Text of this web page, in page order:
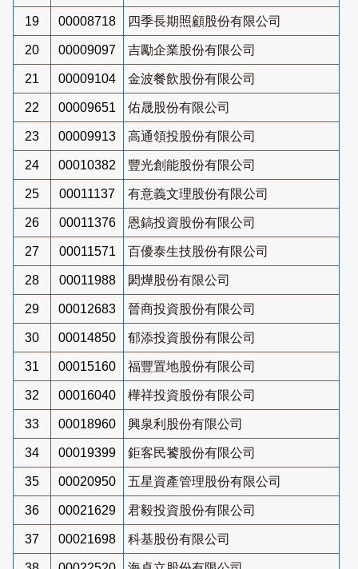
19 00008718 四季長期照顧股份有限公司
20 00009097 吉勵企業股份有限公司
21 00009104 金波餐飲股份有限公司
22 00009651 佑晟股份有限公司
23 00009913 高通領投股份有限公司
24 00010382 豐光創能股份有限公司
25 00011137 有意義文理股份有限公司
26 00011376 恩鎬投資股份有限公司
27 00011571 百優泰生技股份有限公司
28 00011988 閎燁股份有限公司
29 00012683 晉商投資股份有限公司
30 00014850 郁添投資股份有限公司
31 00015160 福豐置地股份有限公司
32 00016040 樺祥投資股份有限公司
33 00018960 興泉利股份有限公司
34 00019399 鉅客民饕股份有限公司
35 00020950 五星資產管理股份有限公司
36 00021629 君毅投資股份有限公司
37 00021698 科基股份有限公司